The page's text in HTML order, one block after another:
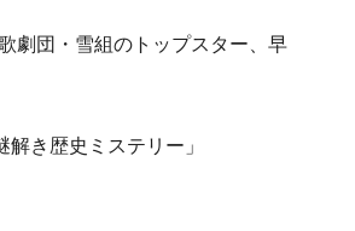
劇団・雪組のトップスター、早
き歴史ミステリー」